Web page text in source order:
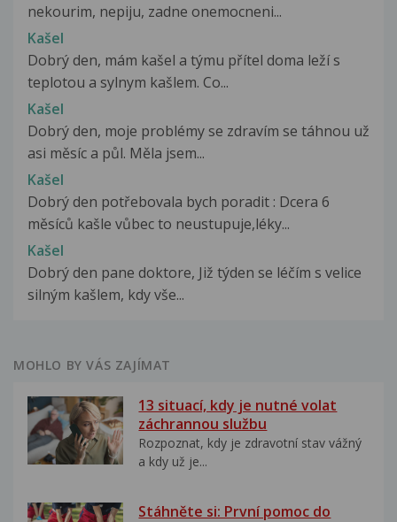
nekourim, nepiju, zadne onemocneni...
Kašel
Dobrý den, mám kašel a týmu přítel doma leží s
teplotou a sylnym kašlem. Co...
Kašel
Dobrý den, moje problémy se zdravím se táhnou už
asi měsíc a půl. Měla jsem...
Kašel
Dobrý den potřebovala bych poradit : Dcera 6
měsíců kašle vůbec to neustupuje,léky...
Kašel
Dobrý den pane doktore, Již týden se léčím s velice
silným kašlem, kdy vše...
MOHLO BY VÁS ZAJÍMAT
13 situací, kdy je nutné volat
záchrannou službu
Rozpoznat, kdy je zdravotní stav vážný
a kdy už je...
Stáhněte si: První pomoc do